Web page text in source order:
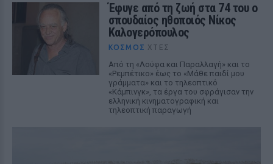
Έφυγε από τη ζωή στα 74 του ο
σπουδαίος ηθοποιός Νίκος
Καλογερόπουλος
ΚΌΣΜΟΣ ΧΤΕΣ
Από τη «Λούφα και Παραλλαγή» και το
«Ρεμπέτικο» έως το «Μάθε παιδί μου
γράμματα» και το τηλεοπτικό
«Κάμπινγκ», τα έργα του σφράγισαν την
ελληνική κινηματογραφική και
τηλεοπτική παραγωγή